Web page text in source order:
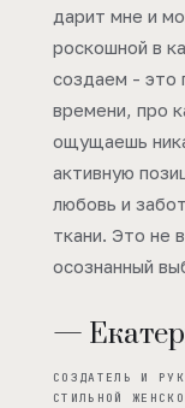
дарит мне и
роскошной в
создаем - это
времени, про
ощущаешь
активную
любовь и
ткани. Это не
осознанный
—
СОЗДАТЕЛЬ И
СТИЛЬНОЙ